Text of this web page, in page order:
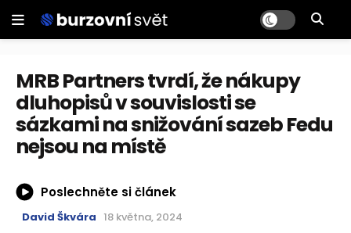
MRB Partners tvrdí, že nákupy
dluhopisů v souvislosti se
sázkami na snižování sazeb Fedu
nejsou na místě
Poslechněte si článek
David Škvára 18 května, 2024